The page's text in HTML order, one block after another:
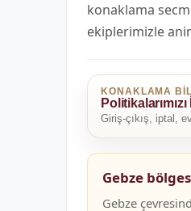
konaklama
ekiplerimizle
KONAKLAMA
Giriş-çıkış, iptal,
Gebze
Gebze